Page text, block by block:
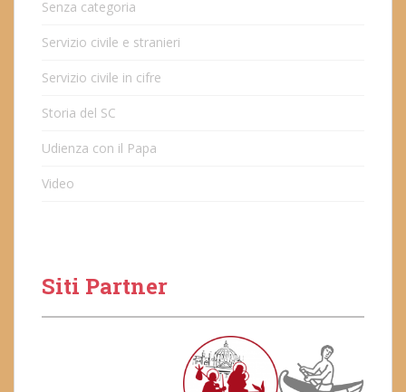
Senza categoria
Servizio civile e stranieri
Servizio civile in cifre
Storia del SC
Udienza con il Papa
Video
Siti Partner